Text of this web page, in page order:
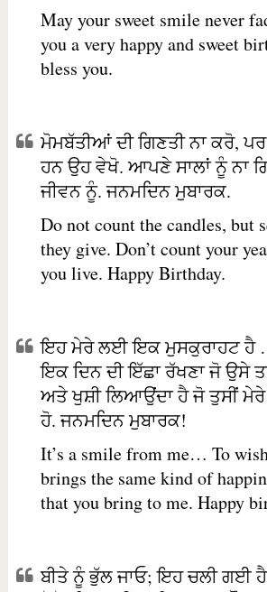
May your sweet smile never
you a very happy and sweet
bless you.
ਮੋਮਬੱਤੀਆਂ ਦੀ ਗਿਣਤੀ ਨਾ ਕਰੋ,
ਹਨ ਉਹ ਵੇਖੋ. ਆਪਣੇ ਸਾਲਾਂ ਨੂੰ ਨਾ
ਜੀਵਨ ਨੂੰ. ਜਨਮਦਿਨ ਮੁਬਾਰਕ.
Do not count the candles, but
they give. Don’t count your
you live. Happy Birthday.
ਇਹ ਮੇਰੇ ਲਈ ਇਕ ਮੁਸਕੁਰਾਹਟ ਹੈ
ਇਕ ਦਿਨ ਦੀ ਇੱਛਾ ਰੱਖਣਾ ਜੋ ਉਸੇ
ਅਤੇ ਖੁਸ਼ੀ ਲਿਆਉਂਦਾ ਹੈ ਜੋ ਤੁਸੀਂ
ਹੋ. ਜਨਮਦਿਨ ਮੁਬਾਰਕ!
It’s a smile from me… To
brings the same kind of
that you bring to me. Happy
ਬੀਤੇ ਨੂੰ ਭੁੱਲ ਜਾਓ; ਇਹ ਚਲੀ ਗਈ